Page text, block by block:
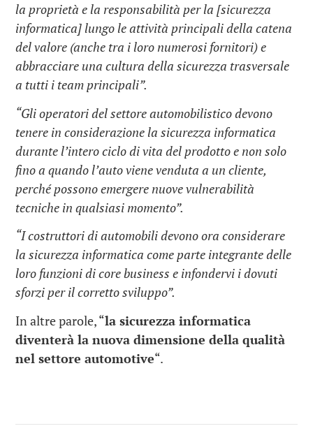
la proprietà e la responsabilità per la [sicurezza
informatica] lungo le attività principali della catena
del valore (anche tra i loro numerosi fornitori) e
abbracciare una cultura della sicurezza trasversale
a tutti i team principali”.
“Gli operatori del settore automobilistico devono
tenere in considerazione la sicurezza informatica
durante l’intero ciclo di vita del prodotto e non solo
fino a quando l’auto viene venduta a un cliente,
perché possono emergere nuove vulnerabilità
tecniche in qualsiasi momento”.
“I costruttori di automobili devono ora considerare
la sicurezza informatica come parte integrante delle
loro funzioni di core business e infondervi i dovuti
sforzi per il corretto sviluppo”.
In altre parole, “la sicurezza informatica
diventerà la nuova dimensione della qualità
nel settore automotive“.